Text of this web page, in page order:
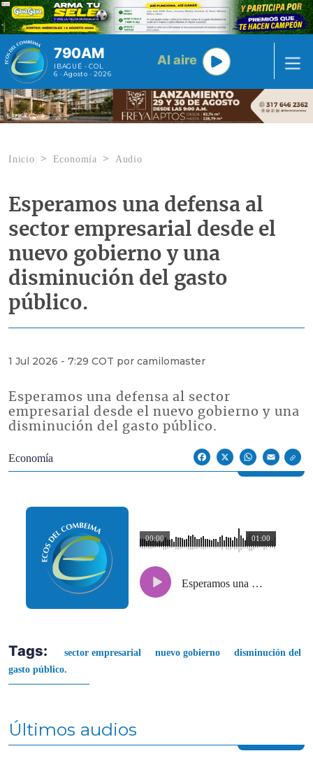
Pasar al contenido principal
790AM
IBAGUÉ - COL
6 · Agosto · 2026
Al aire
Inicio Economía Audio
Esperamos una defensa al
sector empresarial desde el
nuevo gobierno y una
disminución del gasto
público.
1 Jul 2026 - 7:29 COT por camilomaster
Esperamos una defensa al sector
empresarial desde el nuevo gobierno y una
disminución del gasto público.
Econoticias y Eventos
Economía
FacebookX WhatsAppEmail
01:00
00:00
Esperamos una defensa al sector empresarial desde el nuevo gobierno y una disminución del gasto público.
Tags: sector empresarial nuevo gobierno
disminución del
gasto público.
Últimos audios